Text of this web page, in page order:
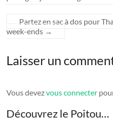
Partez en sac à dos pour
week-ends →
Laisser un
Vous devezvous connecter
Découvrez le Poitou…